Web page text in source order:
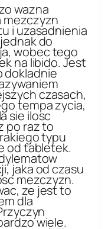
wazna
mezczyzn
i uzasadnienia
do
wobec tego
na libido. Jest
dokladnie
czasach,
tempa zycia,
sie ilosc
po raz to
typu
od tabletek.
jaka od czasu
mezczyzn.
ze jest to
dla
wiele.